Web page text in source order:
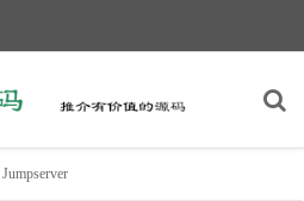
Jumpserver